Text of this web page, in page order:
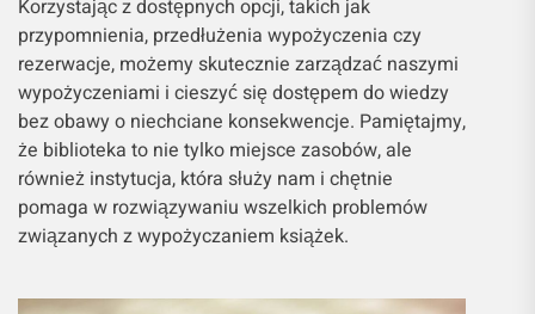
Korzystając z dostępnych opcji, takich jak
przypomnienia, przedłużenia wypożyczenia czy
rezerwacje, możemy skutecznie zarządzać naszymi
wypożyczeniami i cieszyć się dostępem do wiedzy
bez obawy o niechciane konsekwencje. Pamiętajmy,
że biblioteka to nie tylko miejsce zasobów, ale
również instytucja, która służy nam i chętnie
pomaga w rozwiązywaniu wszelkich problemów
związanych z wypożyczaniem książek.